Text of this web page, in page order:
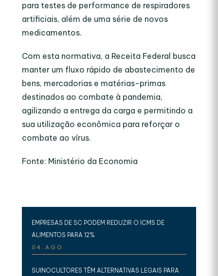
para testes de performance de respiradores
artificiais, além de uma série de novos
medicamentos.
Com esta normativa, a Receita Federal busca
manter um fluxo rápido de abastecimento de
bens, mercadorias e matérias-primas
destinados ao combate à pandemia,
agilizando a entrega da carga e permitindo a
sua utilização econômica para reforçar o
combate ao vírus.
Fonte: Ministério da Economia
EMPRESAS DE SC PODEM REDUZIR O ICMS DE
ALIMENTOS PARA 12%
04.AGO
SUINOCULTORES TÊM ALTERNATIVAS LEGAIS PARA